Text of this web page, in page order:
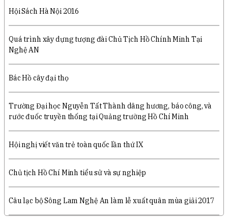
Hội Sách Hà Nội 2016
Quá trình xây dựng tượng đài Chủ Tịch Hồ Chính Minh Tại
Nghệ AN
Bác Hồ cây đại thọ
Trường Đại học Nguyễn Tất Thành dâng hương, báo công, và
rước đuốc truyền thống tại Quảng trường Hồ Chí Minh
Hội nghị viết văn trẻ toàn quốc lần thứ IX
Chủ tịch Hồ Chí Minh tiểu sử và sự nghiệp
Câu lạc bộ Sông Lam Nghệ An làm lễ xuất quân mùa giải 2017